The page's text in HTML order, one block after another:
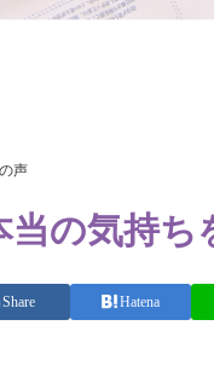
声
当の気持ち
Share Hatena